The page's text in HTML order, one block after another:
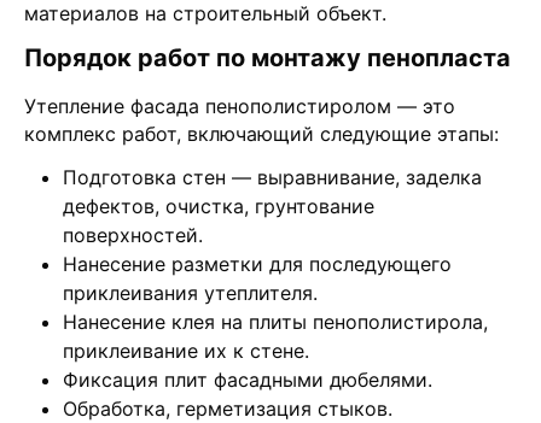
материалов на строительный объект.
Порядок работ по монтажу пенопласта
Утепление фасада пенополистиролом — это
комплекс работ, включающий следующие этапы:
Подготовка стен — выравнивание, заделка
дефектов, очистка, грунтование
поверхностей.
Нанесение разметки для последующего
приклеивания утеплителя.
Нанесение клея на плиты пенополистирола,
приклеивание их к стене.
Фиксация плит фасадными дюбелями.
Обработка, герметизация стыков.